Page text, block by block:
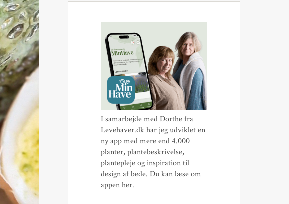
I samarbejde med Dorthe fra
Levehaver.dk har jeg udviklet en
ny app med mere end 4.000
planter, plantebeskrivelse,
plantepleje og inspiration til
design af bede. Du kan læse om
appen her.